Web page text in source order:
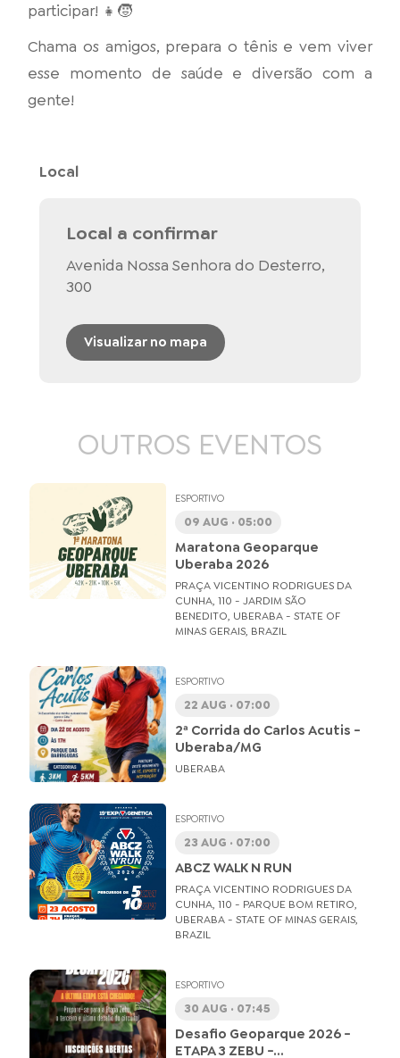
participar! 👧🧒
Chama os amigos, prepara o tênis e vem viver
esse momento de saúde e diversão com a
gente!
Local
Local a confirmar
Avenida Nossa Senhora do Desterro,
300
Visualizar no mapa
OUTROS EVENTOS
ESPORTIVO
09 AUG · 05:00
Maratona Geoparque
Uberaba 2026
PRAÇA VICENTINO RODRIGUES DA
CUNHA, 110 - JARDIM SÃO
BENEDITO, UBERABA - STATE OF
MINAS GERAIS, BRAZIL
ESPORTIVO
22 AUG · 07:00
2ª Corrida do Carlos Acutis -
Uberaba/MG
UBERABA
ESPORTIVO
23 AUG · 07:00
ABCZ WALK N RUN
PRAÇA VICENTINO RODRIGUES DA
CUNHA, 110 - PARQUE BOM RETIRO,
UBERABA - STATE OF MINAS GERAIS,
BRAZIL
ESPORTIVO
30 AUG · 07:45
Desafio Geoparque 2026 -
ETAPA 3 ZEBU -...